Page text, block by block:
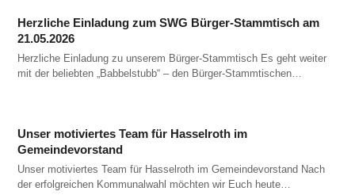
Herzliche Einladung zum SWG Bürger-Stammtisch am
21.05.2026
Herzliche Einladung zu unserem Bürger-Stammtisch Es geht weiter
mit der beliebten „Babbelstubb“ – den Bürger-Stammtischen…
Unser motiviertes Team für Hasselroth im
Gemeindevorstand
Unser motiviertes Team für Hasselroth im Gemeindevorstand Nach
der erfolgreichen Kommunalwahl möchten wir Euch heute…